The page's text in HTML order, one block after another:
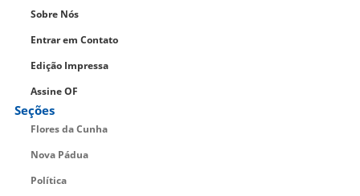
Sobre Nós
Entrar em Contato
Edição Impressa
Assine OF
Seções
Flores da Cunha
Nova Pádua
Política